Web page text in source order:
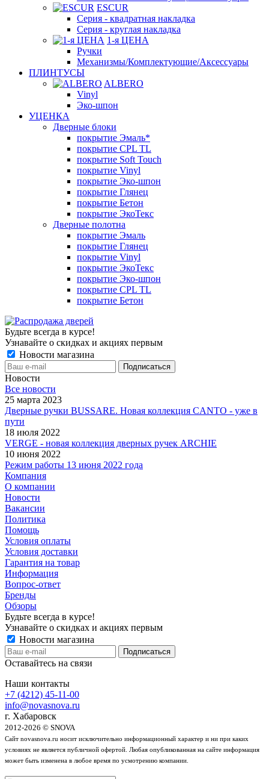
ESCUR
Серия - квадратная накладка
Серия - круглая накладка
1-я ЦЕНА
Ручки
Механизмы/Комплектующие/Аксессуары
ПЛИНТУСЫ
ALBERO
Vinyl
Эко-шпон
УЦЕНКА
Дверные блоки
покрытие Эмаль*
покрытие CPL TL
покрытие Soft Touch
покрытие Vinyl
покрытие Эко-шпон
покрытие Глянец
покрытие Бетон
покрытие ЭкоТекс
Дверные полотна
покрытие Эмаль
покрытие Глянец
покрытие Vinyl
покрытие ЭкоТекс
покрытие Эко-шпон
покрытие CPL TL
покрытие Бетон
Будьте всегда в курсе!
Узнавайте о скидках и акциях первым
Новости магазина
Новости
Все новости
25 марта 2023
Дверные ручки BUSSARE. Новая коллекция CANTO - уже в
пути
18 июля 2022
VERGE - новая коллекция дверных ручек ARCHIE
10 июня 2022
Режим работы 13 июня 2022 года
Компания
О компании
Новости
Вакансии
Политика
Помощь
Условия оплаты
Условия доставки
Гарантия на товар
Информация
Вопрос-ответ
Бренды
Обзоры
Будьте всегда в курсе!
Узнавайте о скидках и акциях первым
Новости магазина
Оставайтесь на связи
Наши контакты
+7 (4212) 45-11-00
info@novasnova.ru
г. Хабаровск
2012-2026 © SNOVA
Сайт novasnova.ru носит исключительно информационный характер и ни при каких
условиях не является публичной офертой. Любая опубликованная на сайте информация
может быть изменена в любое время по усмотрению компании.